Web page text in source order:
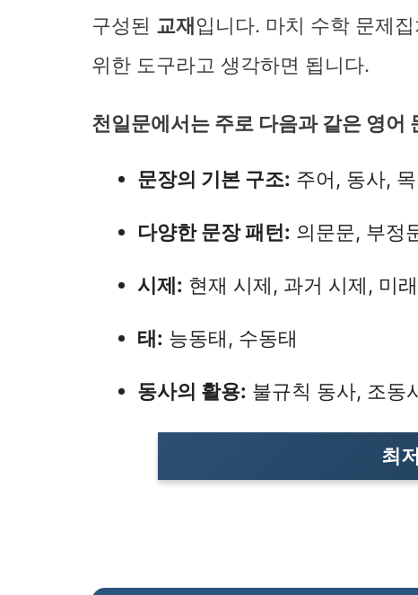
구성된 교재입니다. 마치 수학 문제
위한 도구라고 생각하면 됩니다.
천일문에서는 주로 다음과 같은 영어
문장의 기본 구조: 주어, 동사,
다양한 문장 패턴: 의문문, 부정
시제: 현재 시제, 과거 시제, 미
태: 능동태, 수동태
동사의 활용: 불규칙 동사, 조동
최